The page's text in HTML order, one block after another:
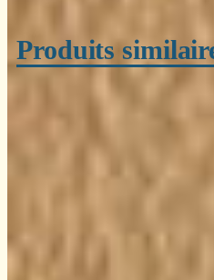
Produits